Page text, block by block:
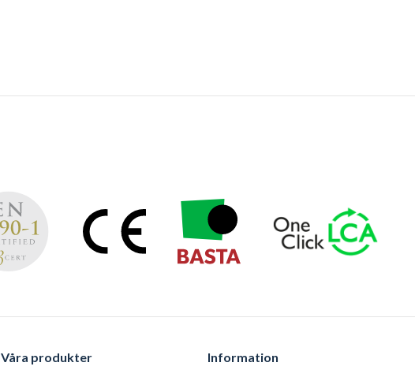
Våra produkter Information